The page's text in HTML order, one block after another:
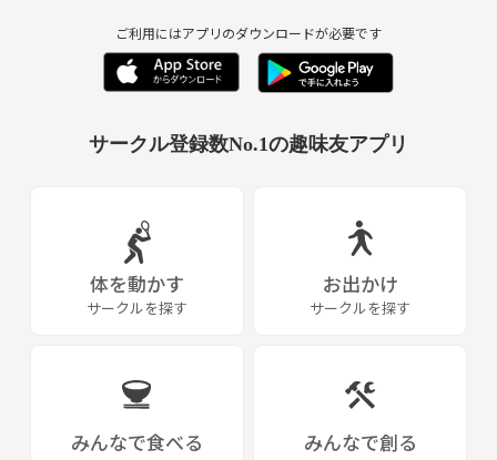
ご利用にはアプリのダウンロードが必要です
サークル登録数No.1の趣味友アプリ
体を動かす
サークルを探す
お出かけ
サークルを探す
みんなで食べる みんなで創る